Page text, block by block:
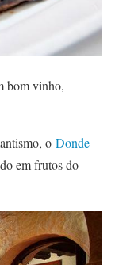
bom vinho,
o Donde
em frutos do